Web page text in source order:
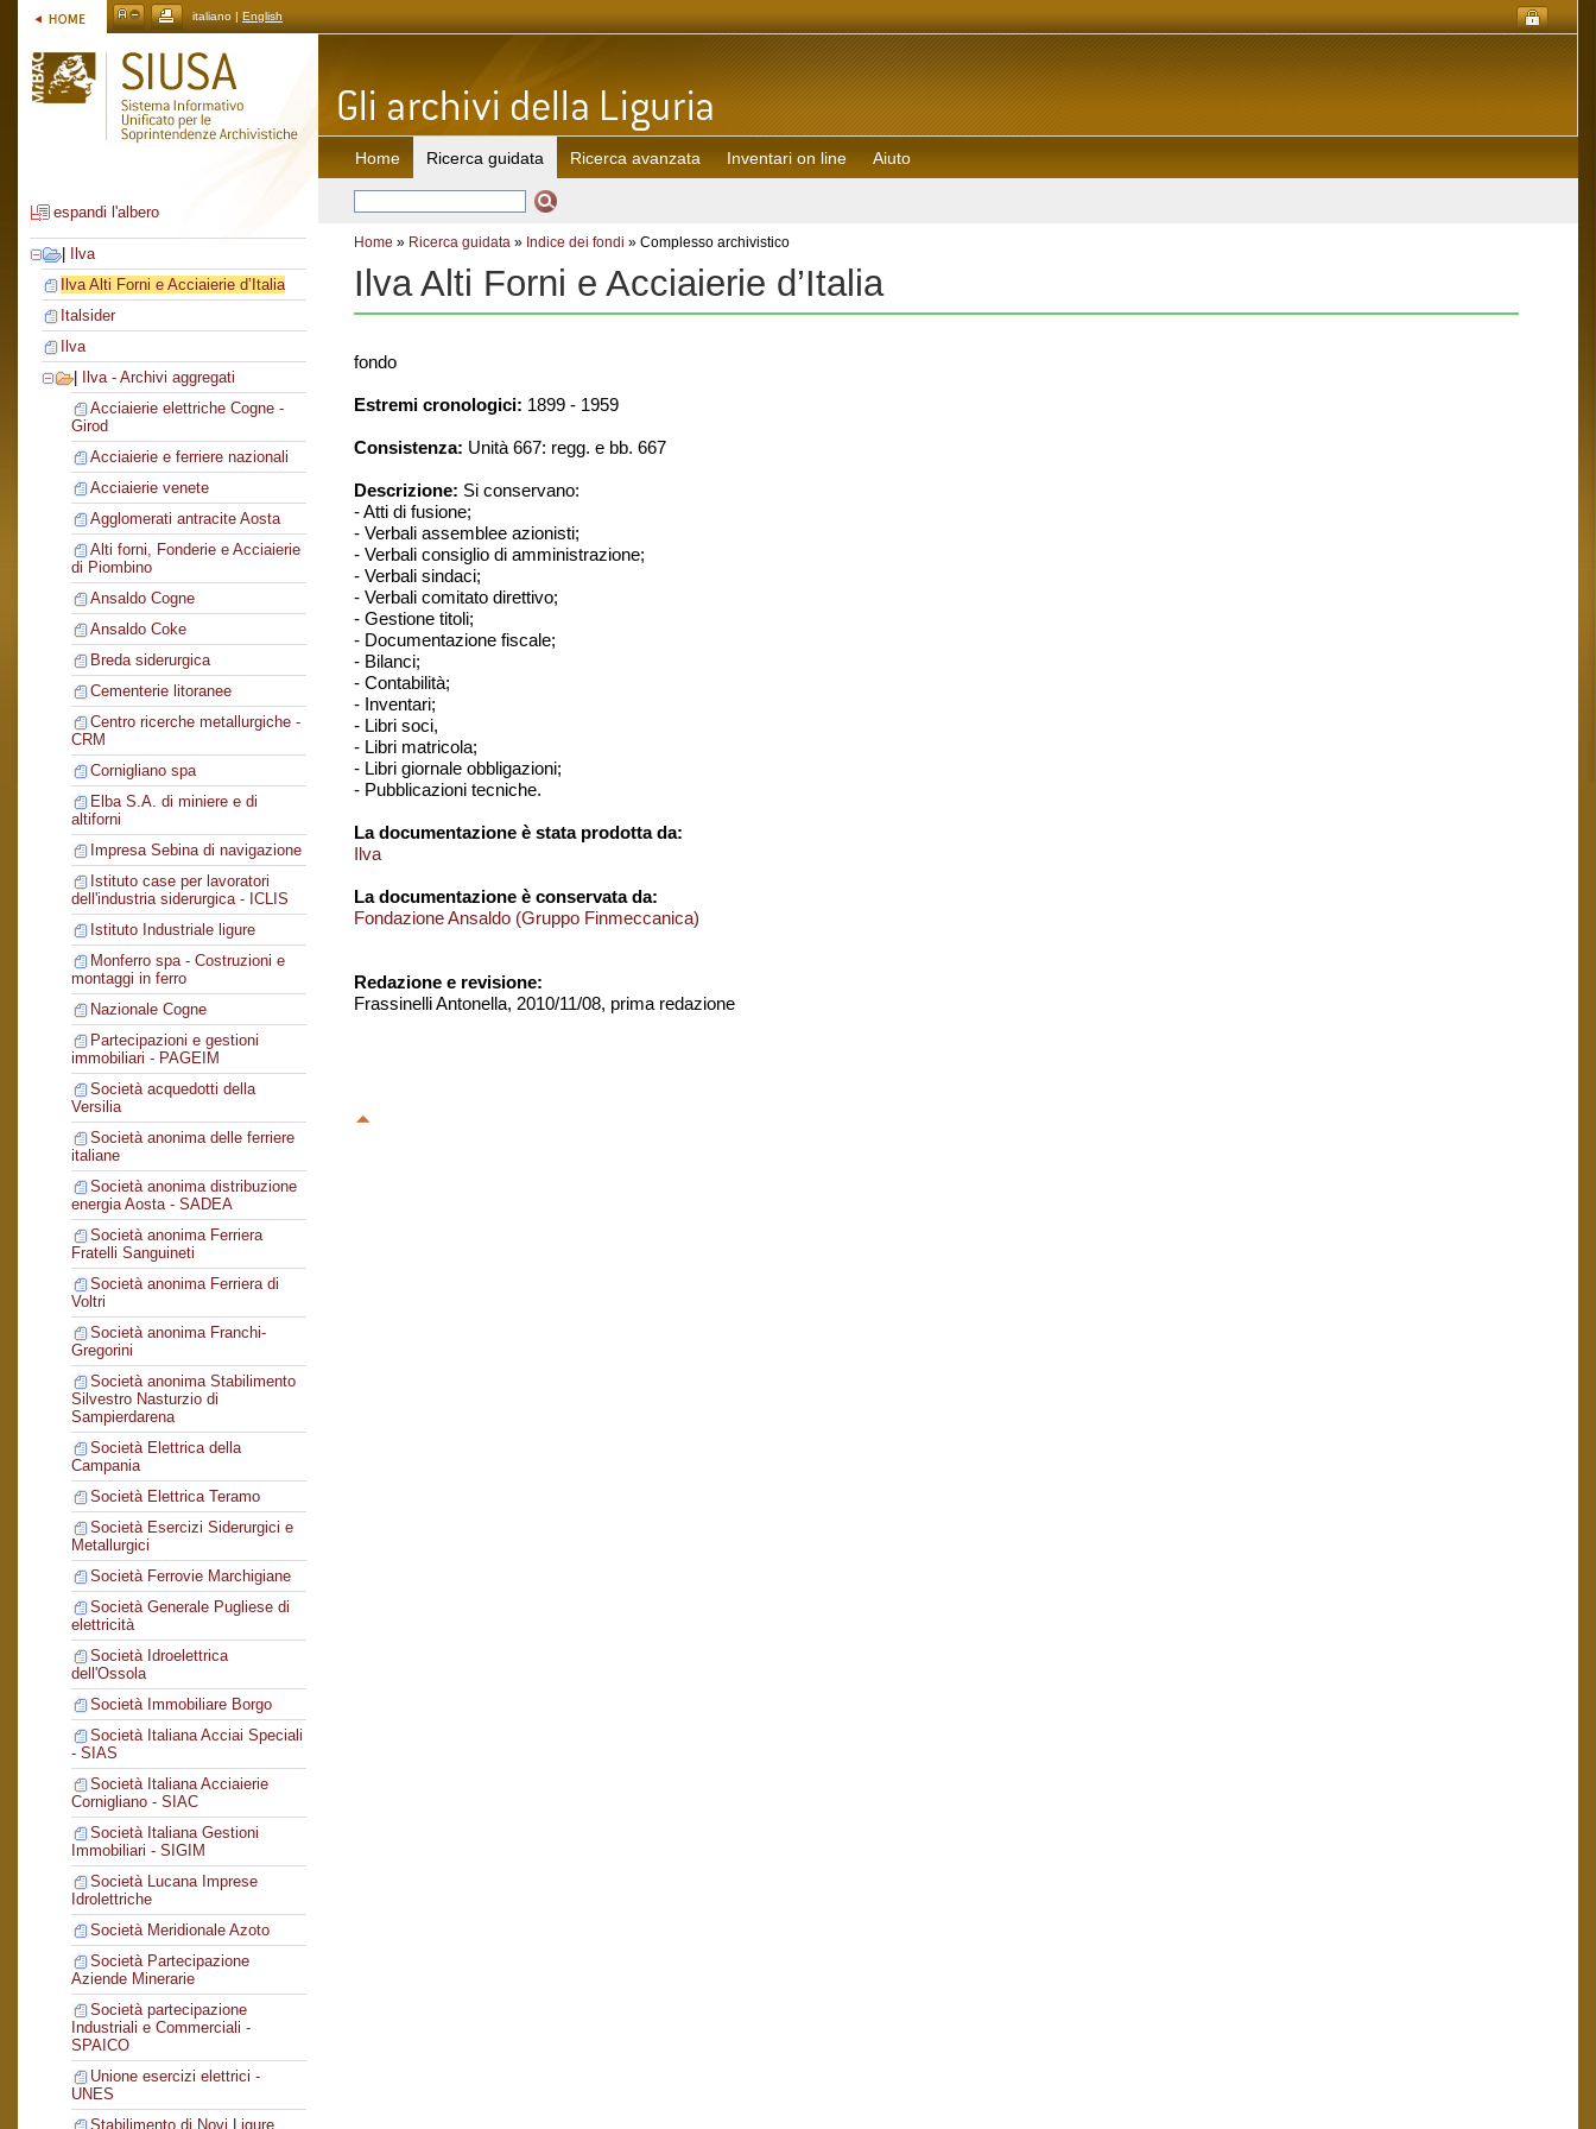
italiano | English
espandi l'albero
Ilva
Ilva Alti Forni e Acciaierie d’Italia
Italsider
Ilva
Ilva - Archivi aggregati
Acciaierie elettriche Cogne -
Girod
Acciaierie e ferriere nazionali
Acciaierie venete
Agglomerati antracite Aosta
Alti forni, Fonderie e Acciaierie
di Piombino
Ansaldo Cogne
Ansaldo Coke
Breda siderurgica
Cementerie litoranee
Centro ricerche metallurgiche -
CRM
Cornigliano spa
Elba S.A. di miniere e di
altiforni
Impresa Sebina di navigazione
Istituto case per lavoratori
dell'industria siderurgica - ICLIS
Istituto Industriale ligure
Monferro spa - Costruzioni e
montaggi in ferro
Nazionale Cogne
Partecipazioni e gestioni
immobiliari - PAGEIM
Società acquedotti della
Versilia
Società anonima delle ferriere
italiane
Società anonima distribuzione
energia Aosta - SADEA
Società anonima Ferriera
Fratelli Sanguineti
Società anonima Ferriera di
Voltri
Società anonima Franchi-
Gregorini
Società anonima Stabilimento
Silvestro Nasturzio di
Sampierdarena
Società Elettrica della
Campania
Società Elettrica Teramo
Società Esercizi Siderurgici e
Metallurgici
Società Ferrovie Marchigiane
Società Generale Pugliese di
elettricità
Società Idroelettrica
dell'Ossola
Società Immobiliare Borgo
Società Italiana Acciai Speciali
- SIAS
Società Italiana Acciaierie
Cornigliano - SIAC
Società Italiana Gestioni
Immobiliari - SIGIM
Società Lucana Imprese
Idrolettriche
Società Meridionale Azoto
Società Partecipazione
Aziende Minerarie
Società partecipazione
Industriali e Commerciali -
SPAICO
Unione esercizi elettrici -
UNES
Stabilimento di Novi Ligure
Home Ricerca guidata Ricerca avanzata Inventari on line Aiuto
Home » Ricerca guidata » Indice dei fondi » Complesso archivistico
Ilva Alti Forni e Acciaierie d’Italia
fondo
Estremi cronologici: 1899 - 1959
Consistenza: Unità 667: regg. e bb. 667
Descrizione: Si conservano:
- Atti di fusione;
- Verbali assemblee azionisti;
- Verbali consiglio di amministrazione;
- Verbali sindaci;
- Verbali comitato direttivo;
- Gestione titoli;
- Documentazione fiscale;
- Bilanci;
- Contabilità;
- Inventari;
- Libri soci,
- Libri matricola;
- Libri giornale obbligazioni;
- Pubblicazioni tecniche.
La documentazione è stata prodotta da:
Ilva
La documentazione è conservata da:
Fondazione Ansaldo (Gruppo Finmeccanica)
Redazione e revisione:
Frassinelli Antonella, 2010/11/08, prima redazione